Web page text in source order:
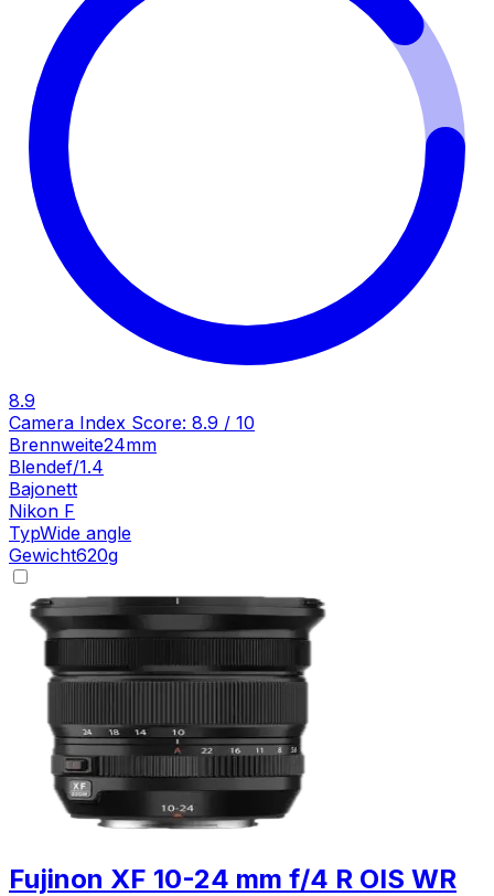
8.9
Camera Index Score: 8.9 / 10
Brennweite24mm
Blendef/1.4
Bajonett
Nikon F
TypWide angle
Gewicht620g
Fujinon XF 10-24 mm f/4 R OIS WR